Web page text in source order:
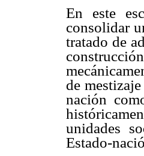
En este
consolidar
tratado de
de
nación
unidades
Estado-